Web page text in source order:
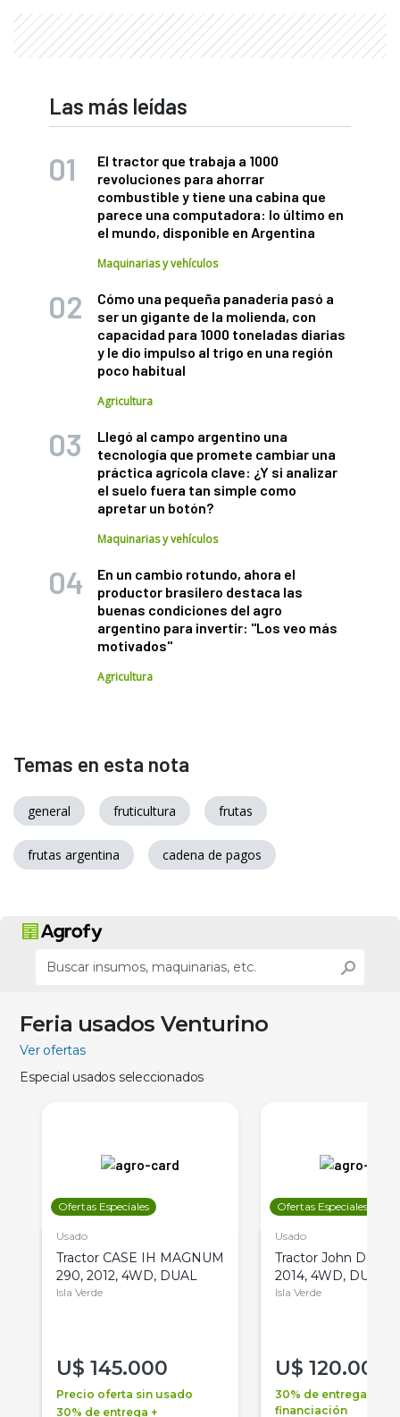
Las más leídas
El tractor que trabaja a 1000
revoluciones para ahorrar
combustible y tiene una cabina que
parece una computadora: lo último en
el mundo, disponible en Argentina
Maquinarias y vehículos
Cómo una pequeña panadería pasó a
ser un gigante de la molienda, con
capacidad para 1000 toneladas diarias
y le dio impulso al trigo en una región
poco habitual
Agricultura
Llegó al campo argentino una
tecnología que promete cambiar una
práctica agrícola clave: ¿Y si analizar
el suelo fuera tan simple como
apretar un botón?
Maquinarias y vehículos
En un cambio rotundo, ahora el
productor brasilero destaca las
buenas condiciones del agro
argentino para invertir: "Los veo más
motivados"
Agricultura
Temas en esta nota
general fruticultura frutas
frutas argentina cadena de pagos
Feria usados Venturino
Ver ofertas
Especial usados seleccionados
Ofertas Especiales
Usado
Tractor CASE IH MAGNUM
290, 2012, 4WD, DUAL
Isla Verde
U$ 145.000
Precio oferta sin usado
30% de entrega +
Ofertas Especiales
Usado
Tractor John Deere
2014, 4WD, DUAL
Isla Verde
U$ 120.000
30% de entrega +
financiación